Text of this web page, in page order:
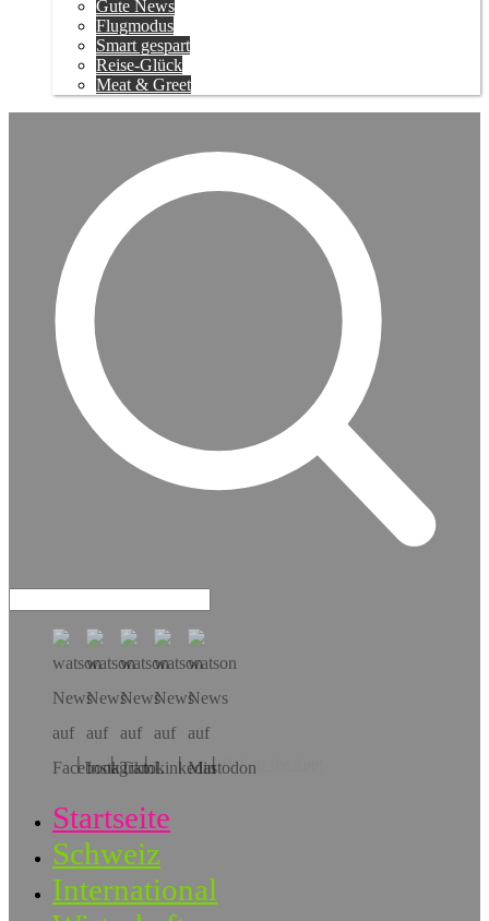
Gute News
Flugmodus
Smart gespart
Reise-Glück
Meat & Greet
Hol dir die App!
Startseite
Schweiz
International